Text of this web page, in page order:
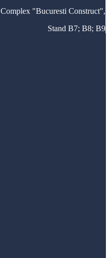
Complex "Bucuresti Construct",
Stand B7; B8; B9